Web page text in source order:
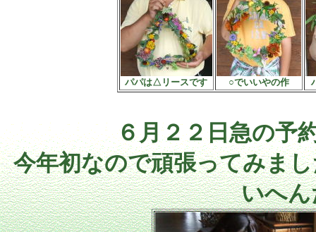
パパは△リースです ○でいいやの作
６月２２日急の予
今年初なので頑張ってみま
いへ